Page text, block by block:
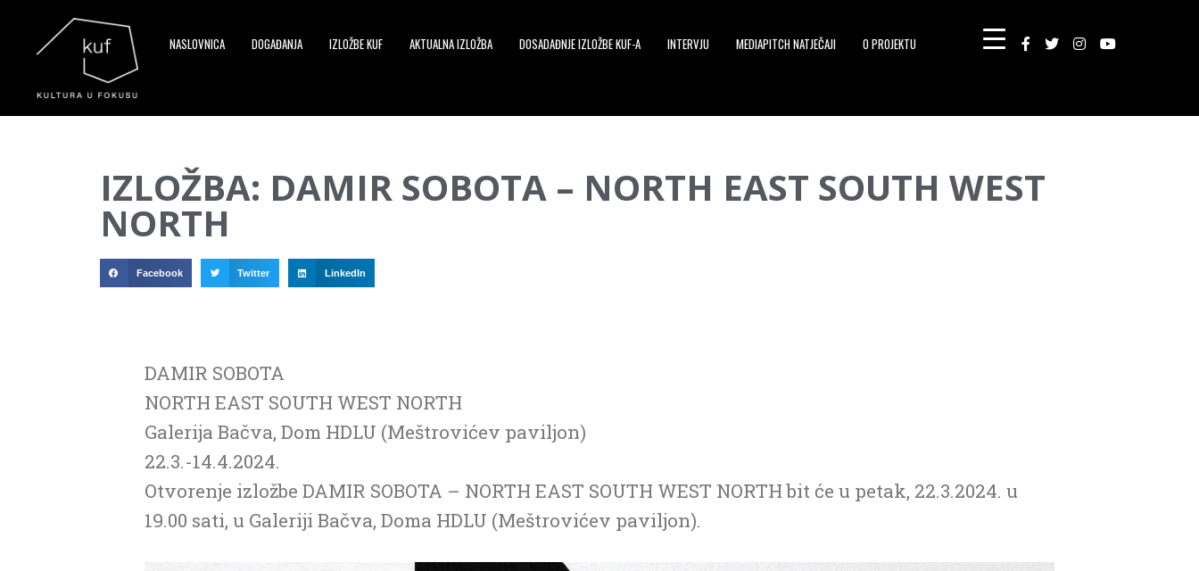
NASLOVNICA DOGAĐANJA IZLOŽBE KUF AKTUALNA IZLOŽBA DOSADAĐNJE IZLOŽBE KUF-A INTERVJU MEDIAPITCH NATJEČAJI O PROJEKTU
IZLOŽBA: DAMIR SOBOTA – NORTH EAST SOUTH WEST
NORTH
Facebook Twitter LinkedIn
DAMIR SOBOTA
NORTH EAST SOUTH WEST NORTH
Galerija Bačva, Dom HDLU (Meštrovićev paviljon)
22.3.-14.4.2024.
Otvorenje izložbe DAMIR SOBOTA – NORTH EAST SOUTH WEST NORTH bit će u petak, 22.3.2024. u
19.00 sati, u Galeriji Bačva, Doma HDLU (Meštrovićev paviljon).